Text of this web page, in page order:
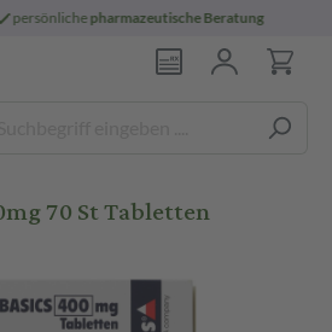
pharmazeutische Beratung
70 St Tabletten